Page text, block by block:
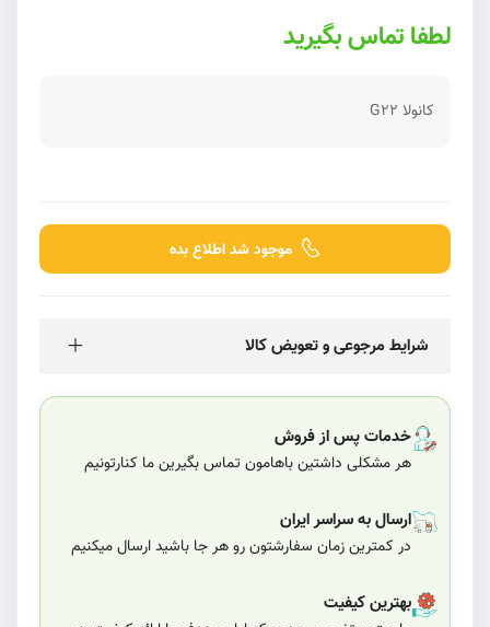
لطفا تماس بگیرید
کانولا G22
موجود شد اطلاع بده
شرایط مرجوعی و تعویض کالا
خدمات پس از فروش
هر مشکلی داشتین باهامون تماس بگیرین ما کنارتونیم
ارسال به سراسر ایران
در کمترین زمان سفارشتون رو هر جا باشید ارسال میکنیم
بهترین کیفیت